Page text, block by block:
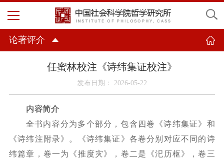
论著评介
任蜜林校注《诗纬集证校注》
发布日期： 2026-05-22
内容简介
全书内容分为多个部分，包含四卷《诗纬集证》和
《诗纬注附录》。《诗纬集证》各卷分别对应不同的诗
纬篇章，卷一为《推度灾》，卷二是《汜历枢》，卷三